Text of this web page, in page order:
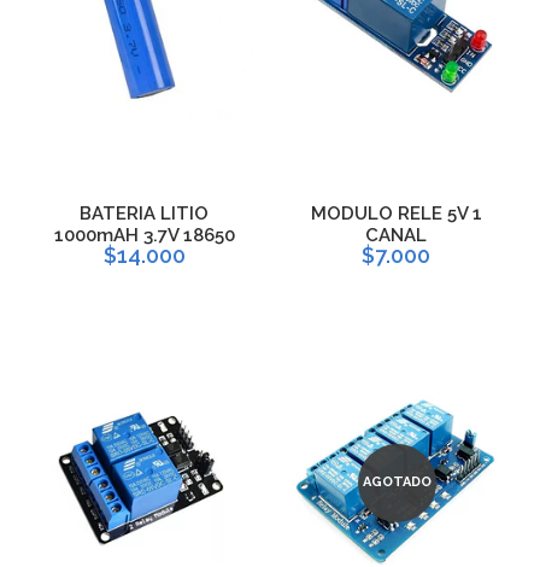
BATERIA LITIO
1000mAH 3.7V 18650
$14.000
MODULO RELE 5V 1
CANAL
$7.000
AGOTADO